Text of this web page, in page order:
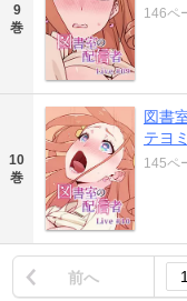
9
巻
146ペ
10
巻
図書
テヨ
145ペ
前へ